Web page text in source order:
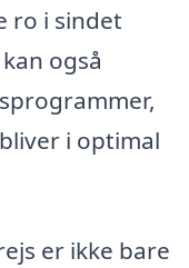
ro i sindet
også
i optimal
er ikke bare